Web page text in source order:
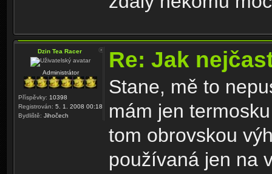
Dzin Tea Racer
Administrátor
Příspěvky: 10398
Registrován: 5. 1. 2008 00:18
Bydliště: Jihočech
Re: Jak
Stane, mě to
mám jen
tom obrovskou
používaná jen na